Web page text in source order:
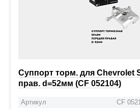
Суппорт торм. для Chevrolet
прав. d=52мм (CF 052104)
Артикул CF